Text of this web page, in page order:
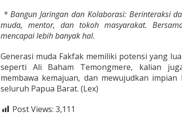
* Bangun Jaringan dan Kolaborasi: Berinteraksi
muda, mentor, dan tokoh masyarakat.
mencapai lebih banyak hal.
Generasi muda Fakfak memiliki potensi yang
seperti Ali Baham Temongmere, kalian
membawa kemajuan, dan mewujudkan
seluruh Papua Barat. (Lex)
Post Views: 3,111